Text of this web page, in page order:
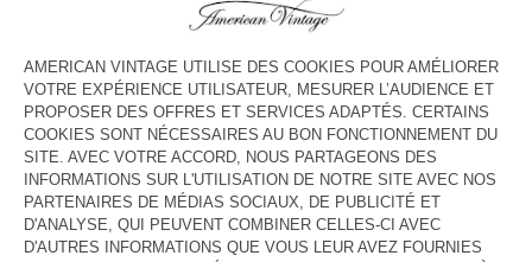
S M/L XL
GUIDE DES TAILLES
Livraison estiméeentre le mardi 11 août et le jeudi 13 août
AJOUTER AU PANIER